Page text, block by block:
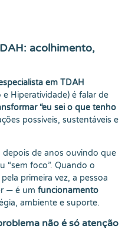
acolhimento,
em TDAH
Hiperatividade) é falar de
“eu sei o que tenho
possíveis, sustentáveis e
de anos ouvindo que
“sem foco”. Quando o
primeira vez, a pessoa
— é um funcionamento
ambiente e suporte.
não é só atenção